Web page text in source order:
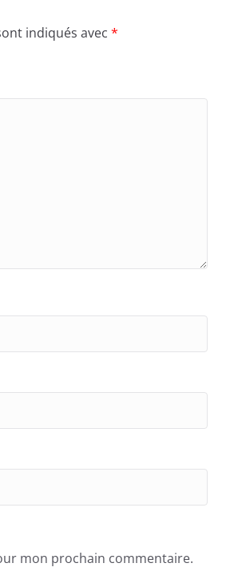
indiqués avec *
mon prochain commentaire.